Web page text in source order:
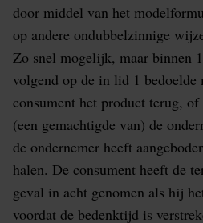
door middel van het
op andere ondubbelzinnige
Zo snel mogelijk, maar binnen
volgend op de in lid 1 bedoelde
consument het product terug,
(een gemachtigde van) de
de ondernemer heeft
halen. De consument heeft de
geval in acht genomen als hij
voordat de bedenktijd is